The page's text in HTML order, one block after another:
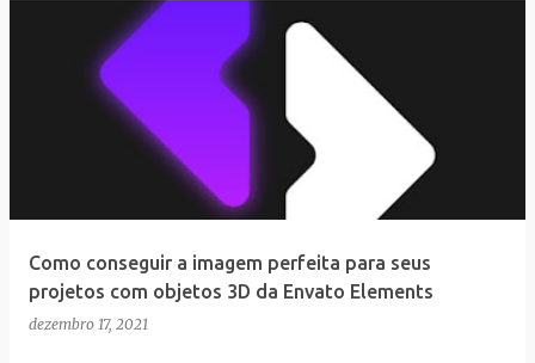
Como conseguir a imagem perfeita para seus
projetos com objetos 3D da Envato Elements
dezembro 17, 2021